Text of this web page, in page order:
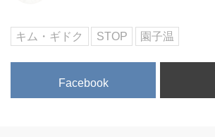
キム・ギドク STOP 園子温
Facebook